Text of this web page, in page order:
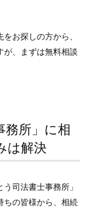
お探しの方から、
が、まずは無料相談
務所」に相
は解決
司法書士事務所」
ちの皆様から、相続